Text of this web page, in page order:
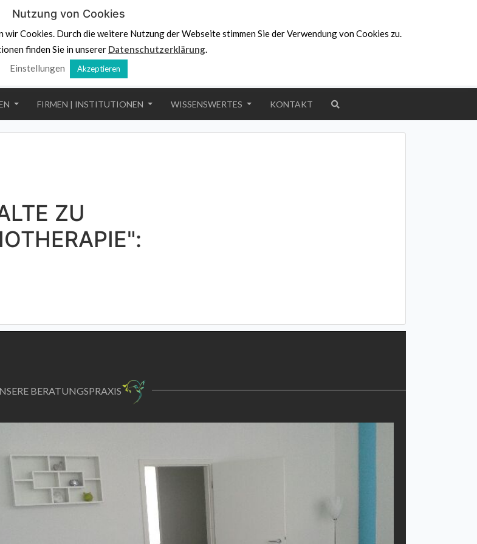
info@ps-denkandich.de
FIRMEN | INSTITUTIONEN WISSENSWERTES KONTAKT
ZU
BERATUNGSPRAXIS
Nutzung von Cookies
Cookies. Durch die weitere Nutzung der Webseite stimmen Sie der Verwendung von Cookies zu.
finden Sie in unserer Datenschutzerklärung.
Einstellungen
Akzeptieren